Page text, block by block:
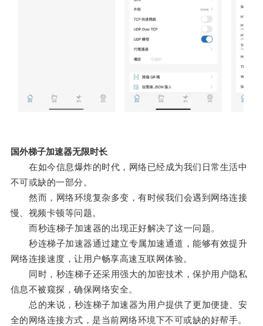
国外梯子加速器无限时长
在如今信息爆炸的时代，网络已经成为我们日常生活中
不可或缺的一部分。
然而，网络环境复杂多变，有时候我们会遇到网络连接
慢、视频卡顿等问题。
而秒连梯子加速器的出现正好解决了这一问题。
秒连梯子加速器通过建立专属加速通道，能够有效提升
网络连接速度，让用户畅享高速互联网体验。
同时，秒连梯子还采用强大的加密技术，保护用户隐私
信息不被窥探，确保网络安全。
总的来说，秒连梯子加速器为用户提供了更加便捷、安
全的网络连接方式，是当前网络环境下不可或缺的好帮手。